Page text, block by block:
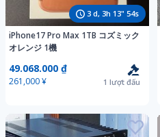
3 d, 3h 13" 52s
iPhone17 Pro Max 1TB コズミック
オレンジ 1機
49.068.000 ₫
261,000 ¥ 1 lượt đấu